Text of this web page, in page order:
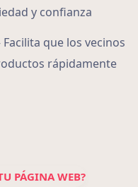
y confianza
que los vecinos
rápidamente
PÁGINA WEB?